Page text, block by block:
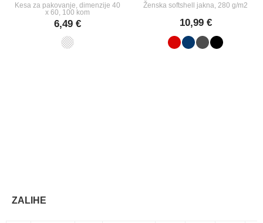
Kesa za pakovanje, dimenzije 40
x 60, 100 kom
6,49 €
Ženska softshell jakna, 280 g/m2
10,99 €
ZALIHE